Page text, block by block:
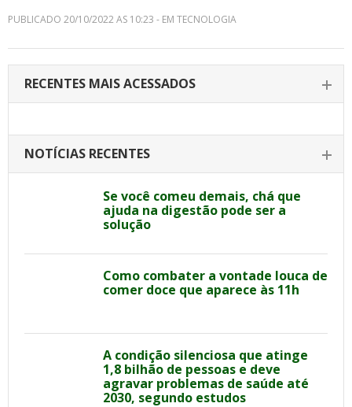
PUBLICADO 20/10/2022 AS 10:23 - EM TECNOLOGIA
RECENTES MAIS ACESSADOS
NOTÍCIAS RECENTES
Se você comeu demais, chá que
ajuda na digestão pode ser a
solução
Como combater a vontade louca de
comer doce que aparece às 11h
A condição silenciosa que atinge
1,8 bilhão de pessoas e deve
agravar problemas de saúde até
2030, segundo estudos